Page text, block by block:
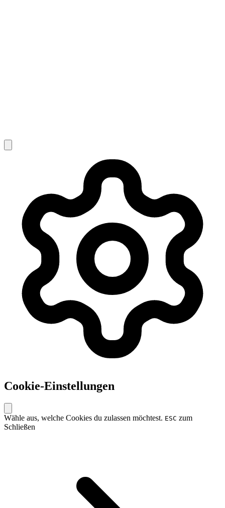
Cookie-Einstellungen
Wähle aus, welche Cookies du zulassen möchtest. ESC zum
Schließen